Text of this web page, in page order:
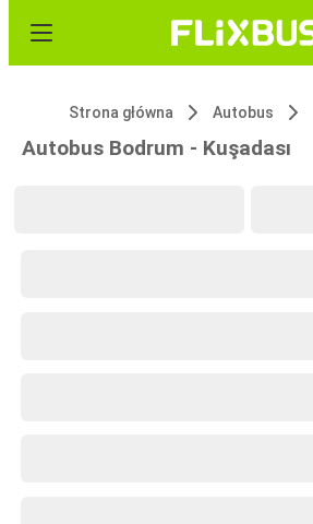
Strona główna Autobus
Autobus Bodrum - Kuşadası